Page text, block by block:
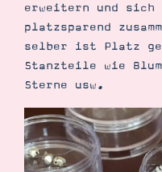
erweitern und sich
platzsparend
selber ist Platz
Stanzteile wie
Sterne usw.